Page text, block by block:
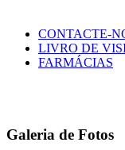
CONTACTE-
LIVRO DE
FARMÁCIAS
Galeria de Fotos